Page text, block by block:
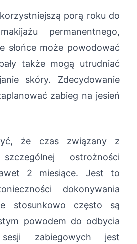
porą roku do
permanentnego,
słońce może powodować
także mogą utrudniać
skóry. Zdecydowanie
zabieg na jesień
że czas związany z
ostrożności
2 miesiące. Jest to
dokonywania
stosunkowo często są
powodem do odbycia
zabiegowych jest